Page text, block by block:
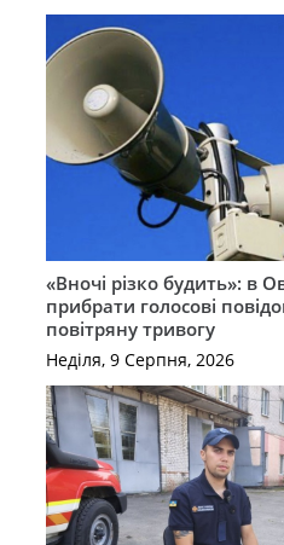
«Вночі різко будить»: в
прибрати голосові
повітряну тривогу
Неділя, 9 Серпня, 2026